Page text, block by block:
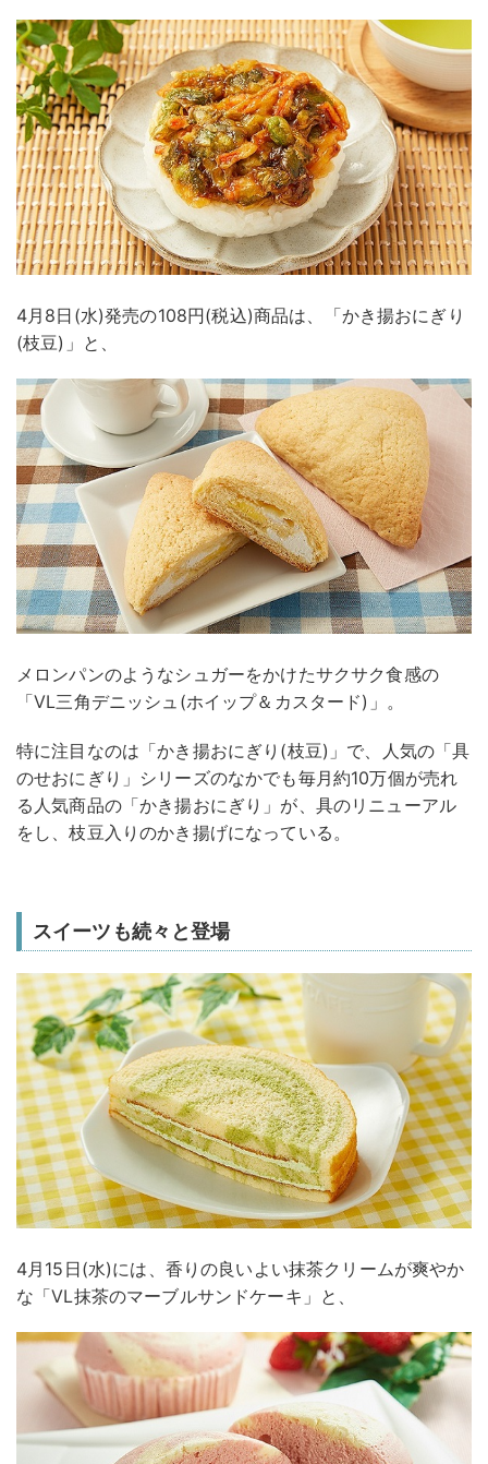
4月8日(水)発売の108円(税込)商品は、「かき揚おにぎり
(枝豆)」と、
メロンパンのようなシュガーをかけたサクサク食感の
「VL三角デニッシュ(ホイップ＆カスタード)」。
特に注目なのは「かき揚おにぎり(枝豆)」で、人気の「具
のせおにぎり」シリーズのなかでも毎月約10万個が売れ
る人気商品の「かき揚おにぎり」が、具のリニューアル
をし、枝豆入りのかき揚げになっている。
スイーツも続々と登場
4月15日(水)には、香りの良いよい抹茶クリームが爽やか
な「VL抹茶のマーブルサンドケーキ」と、